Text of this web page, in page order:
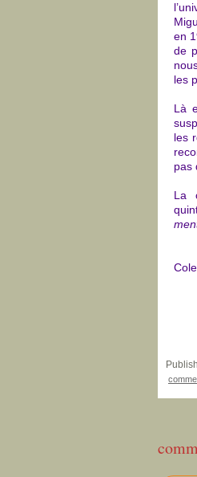
en
de
les
Là
les
pas
La